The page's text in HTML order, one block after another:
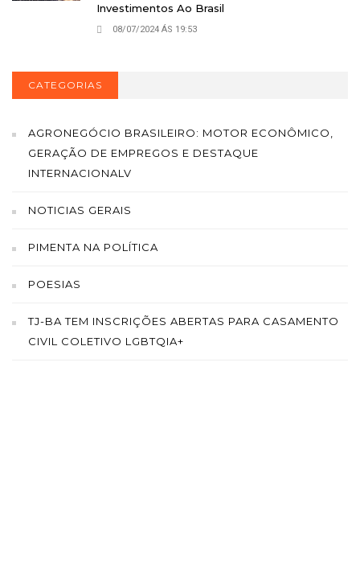
Investimentos Ao Brasil
08/07/2024 ÁS 19:53
CATEGORIAS
AGRONEGÓCIO BRASILEIRO: MOTOR ECONÔMICO,
GERAÇÃO DE EMPREGOS E DESTAQUE
INTERNACIONALV
NOTICIAS GERAIS
PIMENTA NA POLÍTICA
POESIAS
TJ-BA TEM INSCRIÇÕES ABERTAS PARA CASAMENTO
CIVIL COLETIVO LGBTQIA+